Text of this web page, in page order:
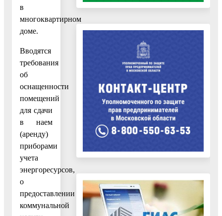
в
многоквартирном
доме.
Вводятся
требования
об
оснащенности
помещений
для сдачи
в наем
(аренду)
приборами
учета
энергоресурсов,
о
предоставлении
коммунальной